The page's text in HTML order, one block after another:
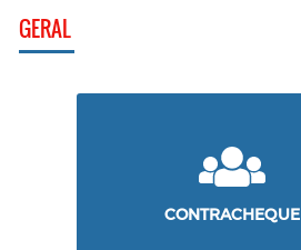
GERAL
CONTRACHEQUE